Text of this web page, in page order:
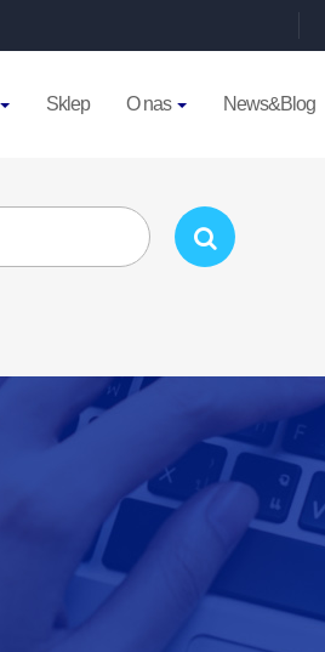
Sklep O nas News&Blog